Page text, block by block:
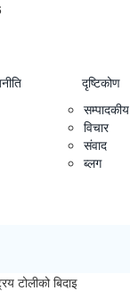
दृष्टिकोण
सम्पादकीय
विचार
संवाद
ब्लग
टोलीको बिदाइ